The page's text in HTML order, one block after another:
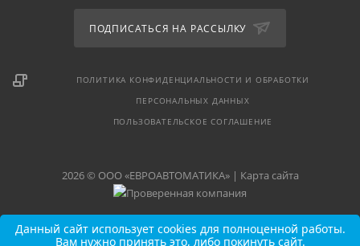
ПОДПИСАТЬСЯ НА РАССЫЛКУ
ПОЛИТИКА КОНФИДЕНЦИАЛЬНОСТИ И ОБРАБОТКИ
ПЕРСОНАЛЬНЫХ ДАННЫХ
ПОЛЬЗОВАТЕЛЬСКОЕ СОГЛАШЕНИЕ
2026 © ООО «ЕВРОАВТОМАТИКА» | Карта сайта
Данный сайт использует cookies для полноценной работы.
Вам нужно принять это, либо покинуть сайт.